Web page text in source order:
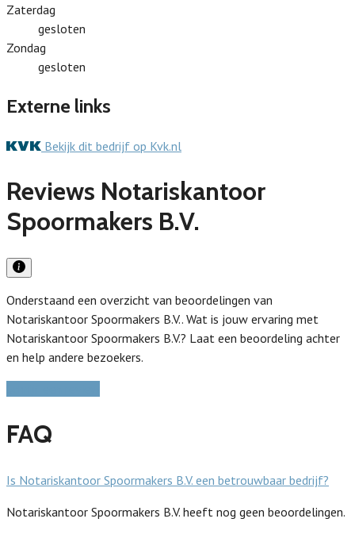
Zaterdag
gesloten
Zondag
gesloten
Externe links
Bekijk dit bedrijf op Kvk.nl
Reviews Notariskantoor
Spoormakers B.V.
Onderstaand een overzicht van beoordelingen van
Notariskantoor Spoormakers B.V.. Wat is jouw ervaring met
Notariskantoor Spoormakers B.V.? Laat een beoordeling achter
en help andere bezoekers.
FAQ
Is Notariskantoor Spoormakers B.V. een betrouwbaar bedrijf?
Notariskantoor Spoormakers B.V. heeft nog geen beoordelingen.